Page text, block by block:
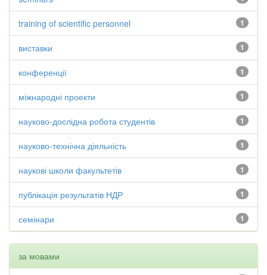
1
training of scientific personnel
1
виставки
1
конференції
1
міжнародні проекти
1
науково-дослідна робота студентів
1
науково-технічна діяльність
1
наукові школи факультетів
1
публікація результатів НДР
1
семінари
за мовами